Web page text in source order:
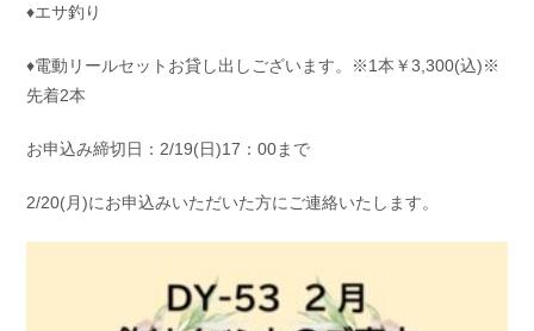
♦エサ釣り
♦電動リールセットお貸し出しございます。※1本￥3,300(込)※
先着2本
お申込み締切日：2/19(日)17：00まで
2/20(月)にお申込みいただいた方にご連絡いたします。